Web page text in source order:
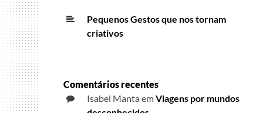
Pequenos Gestos que nos tornam
criativos
Comentários recentes
Isabel MantaemViagens por mundos